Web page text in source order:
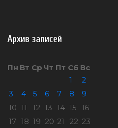
Архив записей
Пн Вт Ср Чт Пт Сб Вс
1
2
3
4 5 6 7 8
9
10 11 12 13 14 15 16
17 18 19 20 21 22 23